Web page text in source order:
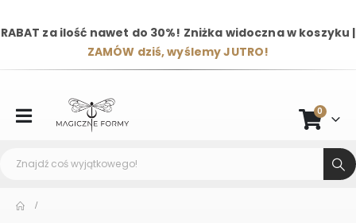
RABAT za ilość nawet do 30%! Zniżka widoczna w koszyku |
ZAMÓW dziś, wyślemy JUTRO!
0